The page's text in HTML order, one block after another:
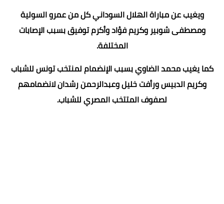
ويغيب عن مباراة الهلال السوداني كل من عمرو السولية
ومصطفى شوبير وكريم فؤاد وأكرم توفيق بسبب الإصابات
المختلفة.
كما يغيب محمد الضاوي بسبب الإنضمام لمنتخب تونس للشباب
وكريم الدبيس ورأفت خليل وعبدالرحمن رشدان لانضمامهم
لصفوف المتتخب المصري للشباب.